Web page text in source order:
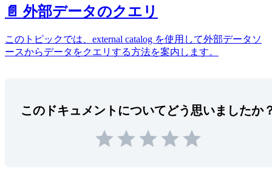
📄️ 外部データのクエリ
このトピックでは、external catalog を使用して外部データソ
ースからデータをクエリする方法を案内します。
このドキュメントについてどう思いましたか